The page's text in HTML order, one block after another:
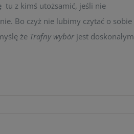
tu z kimś utożsamić, jeśli nie
Bo czyż nie lubimy czytać o sobie
że Trafny wybórjest doskonałym